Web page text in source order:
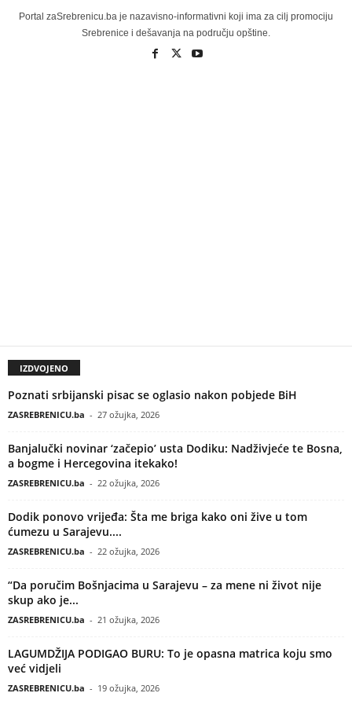
Portal zaSrebrenicu.ba je nazavisno-informativni koji ima za cilj promociju
Srebrenice i dešavanja na području opštine.
IZDVOJENO
Poznati srbijanski pisac se oglasio nakon pobjede BiH
ZASREBRENICU.ba - 27 ožujka, 2026
Banjalučki novinar ‘začepio’ usta Dodiku: Nadživjeće te Bosna,
a bogme i Hercegovina itekako!
ZASREBRENICU.ba - 22 ožujka, 2026
Dodik ponovo vrijeđa: Šta me briga kako oni žive u tom
ćumezu u Sarajevu....
ZASREBRENICU.ba - 22 ožujka, 2026
“Da poručim Bošnjacima u Sarajevu – za mene ni život nije
skup ako je...
ZASREBRENICU.ba - 21 ožujka, 2026
LAGUMDŽIJA PODIGAO BURU: To je opasna matrica koju smo
već vidjeli
ZASREBRENICU.ba - 19 ožujka, 2026